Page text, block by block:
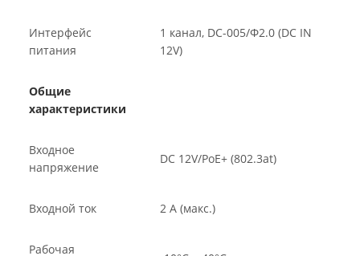
Интерфейс
питания
1 канал, DC-005/Φ2.0 (DC IN
12V)
Общие
характеристики
Входное
напряжение
DC 12V/PoE+ (802.3at)
Входной ток 2 А (макс.)
Рабочая